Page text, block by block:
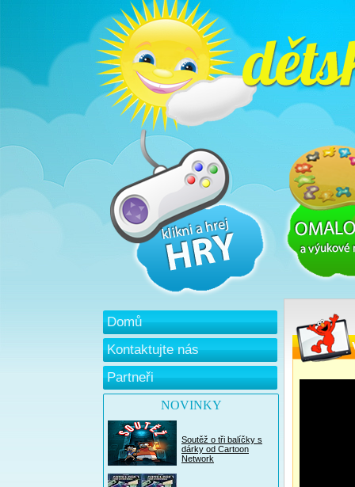
Domů
Kontaktujte nás
Partneři
NOVINKY
Soutěž o tři balíčky s
dárky od Cartoon
Network